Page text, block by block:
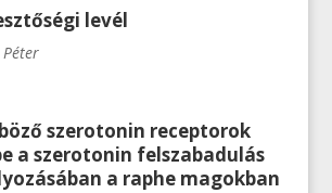
levél
Péter
szerotonin receptorok
a szerotonin felszabadulás
a raphe magokban